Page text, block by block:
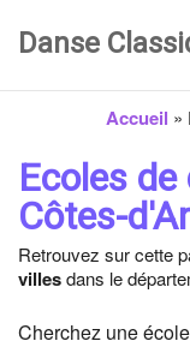
Danse
Accueil »
Ecoles
Côtes-
Retrouvez sur cette
villesdans le
Cherchez une